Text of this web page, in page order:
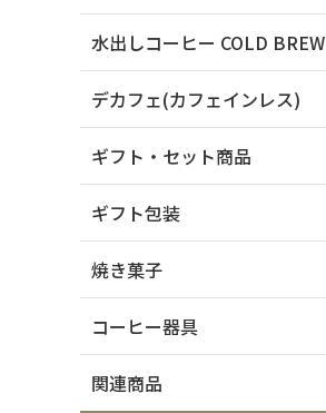
水出しコーヒー COLD BREW
デカフェ(カフェインレス)
ギフト・セット商品
ギフト包装
焼き菓子
コーヒー器具
関連商品